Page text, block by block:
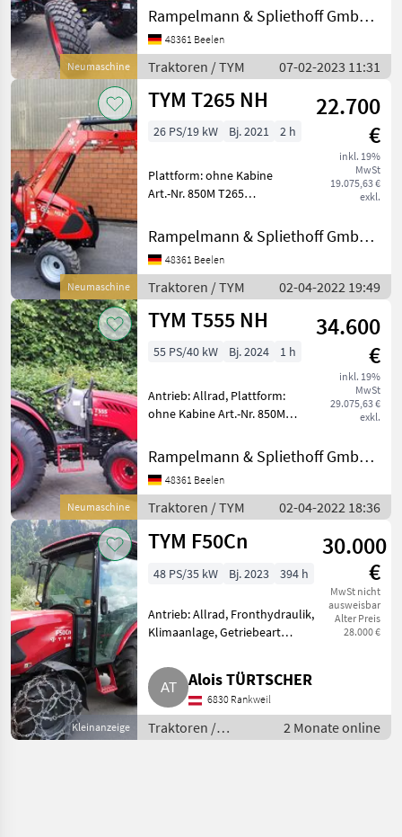
Neumaschine
Kabine,
Zapfwellendrehzahl: 540,
Höchstgeschwindigkeit in
km/h: 25 km/h, Abgasstufe:
Tier
Rampelmann & Spliethoff GmbH & Co.KG
48361 Beelen
Traktoren / TYM 07-02-2023 11:31
Neumaschine
TYM T265 NH
22.700
€
inkl. 19%
MwSt
19.075,63 €
exkl.
26 PS/19 kW Bj. 2021 2 h
Plattform: ohne Kabine
Art.-Nr. 850M T265
T265 KPKA00601 Tym T 265
HST mit Tym TX 2000SL-E
Frontlader 3-Zylinder TYM-
Motor mit 26PS (19,
Rampelmann & Spliethoff GmbH & Co.KG
48361 Beelen
Traktoren / TYM 02-04-2022 19:49
Neumaschine
TYM T555 NH
34.600
€
inkl. 19%
MwSt
29.075,63 €
exkl.
55 PS/40 kW Bj. 2024 1 h
Antrieb: Allrad, Plattform:
ohne Kabine Art.-Nr. 850M
Betriebsstunden bestehend
aus: Tym T-555NH Allrad
Dieseltraktor mit Hydrostat
Antrieb Sp
Rampelmann & Spliethoff GmbH & Co.KG
48361 Beelen
Traktoren / TYM 02-04-2022 18:36
Kleinanzeige
TYM F50Cn
30.000
€
MwSt nicht
ausweisbar
Alter Preis
28.000 €
48 PS/35 kW Bj. 2023 394 h
Antrieb: Allrad, Fronthydraulik,
Klimaanlage, Getriebeart
Luftsitz, druckloser Rücklauf,
Radio, Fahrzeugpapiere
vorhanden, Oberlenker hinten:
m
Alois TÜRTSCHER
6830 Rankweil
Traktoren /
Standard
2 Monate online